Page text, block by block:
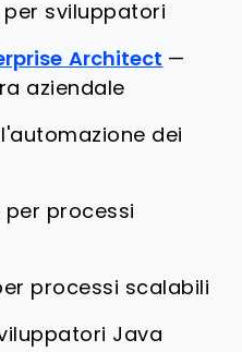
per sviluppatori
Architect —
aziendale
dei
per processi
processi scalabili
Java